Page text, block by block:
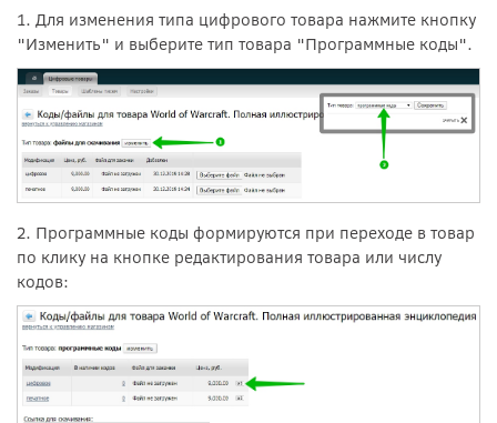
1. Для изменения типа цифрового товара нажмите кнопку
"Изменить" и выберите тип товара "Программные коды".
2. Программные коды формируются при переходе в товар
по клику на кнопке редактирования товара или числу
кодов: